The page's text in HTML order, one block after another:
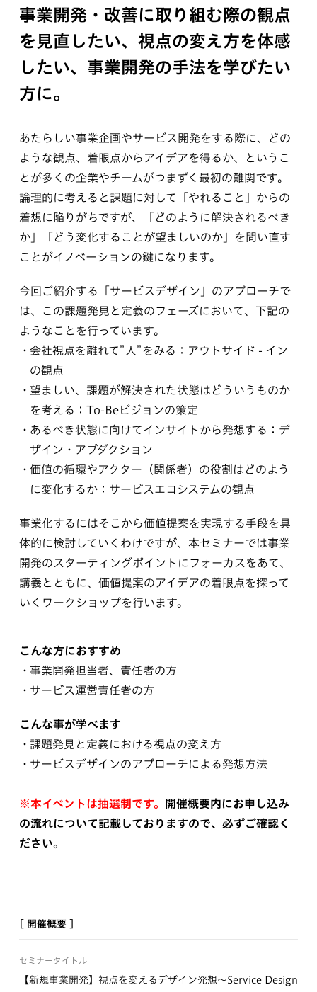
事業開発・改善に取り組む際の観点
を見直したい、視点の変え方を体感
したい、事業開発の手法を学びたい
方に。
あたらしい事業企画やサービス開発をする際に、どの
ような観点、着眼点からアイデアを得るか、というこ
とが多くの企業やチームがつまずく最初の難関です。
論理的に考えると課題に対して「やれること」からの
着想に陥りがちですが、「どのように解決されるべき
か」「どう変化することが望ましいのか」を問い直す
ことがイノベーションの鍵になります。
今回ご紹介する「サービスデザイン」のアプローチで
は、この課題発見と定義のフェーズにおいて、下記の
ようなことを行っています。
会社視点を離れて”人”をみる：アウトサイド - イン
の観点
望ましい、課題が解決された状態はどういうものか
を考える：To-Beビジョンの策定
あるべき状態に向けてインサイトから発想する：デ
ザイン・アブダクション
価値の循環やアクター（関係者）の役割はどのよう
に変化するか：サービスエコシステムの観点
事業化するにはそこから価値提案を実現する手段を具
体的に検討していくわけですが、本セミナーでは事業
開発のスターティングポイントにフォーカスをあて、
講義とともに、価値提案のアイデアの着眼点を探って
いくワークショップを行います。
こんな方におすすめ
事業開発担当者、責任者の方
サービス運営責任者の方
こんな事が学べます
課題発見と定義における視点の変え方
サービスデザインのアプローチによる発想方法
※本イベントは抽選制です。
開催概要内にお申し込み
の流れについて記載しておりますので、必ずご確認く
ださい。
[ 開催概要 ]
セミナータイトル
【新規事業開発】視点を変えるデザイン発想〜Service Design